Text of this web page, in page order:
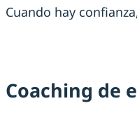
Cuando hay
Coaching de